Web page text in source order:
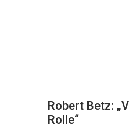
Robert Betz:
Rolle“